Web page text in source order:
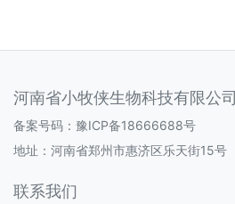
河南省小牧侠生物科技有限公司
备案号码： 豫ICP备18666688号
地址：河南省郑州市惠济区乐天街15号
联系我们